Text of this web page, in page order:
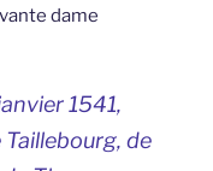
dame
1541,
de